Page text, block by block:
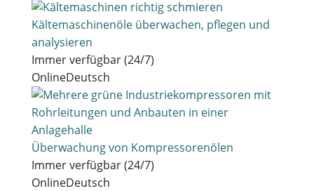
Kältemaschinenöle überwachen, pflegen und
analysieren
Immer verfügbar (24/7)
OnlineDeutsch
Überwachung von Kompressorenölen
Immer verfügbar (24/7)
OnlineDeutsch